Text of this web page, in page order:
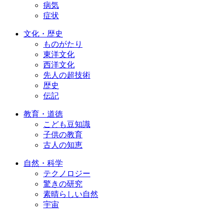
病気
症状
文化・歴史
ものがたり
東洋文化
西洋文化
先人の超技術
歴史
伝記
教育・道徳
こども豆知識
子供の教育
古人の知恵
自然・科学
テクノロジー
驚きの研究
素晴らしい自然
宇宙